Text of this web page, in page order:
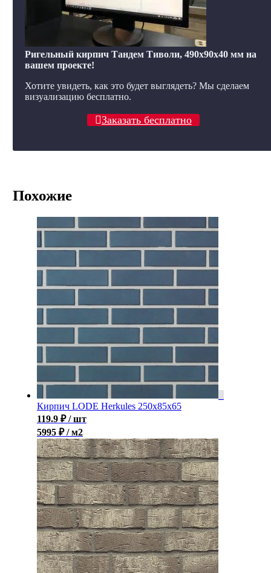
Ригельный кирпич Тандем Тиволи, 490x90x40 мм на
вашем проекте!
Хотите увидеть, как это будет выглядеть? Мы сделаем
визуализацию бесплатно.
Заказать бесплатно
Похожие
Кирпич LODE Herkules 250x85x65
119.9 ₽ / шт
5995 ₽ / м2